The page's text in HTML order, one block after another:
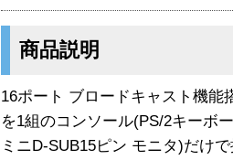
商品説明
16ポート ブロードキャスト機能
を1組のコンソール(PS/2キーボ
ミニD-SUB15ピン モニタ)だけ